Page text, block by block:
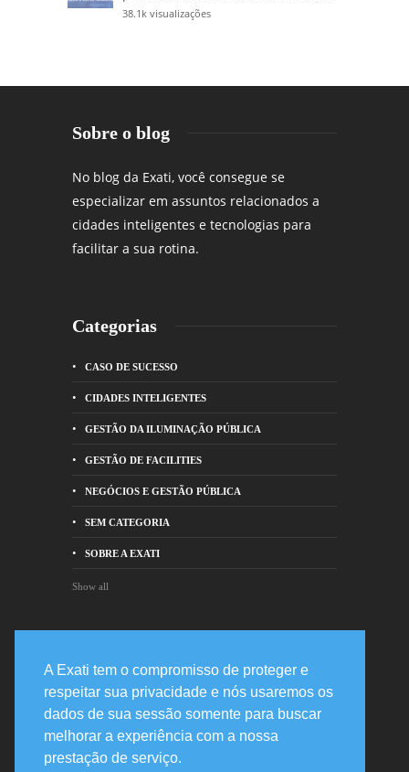
38.1k visualizações
Sobre o blog
No blog da Exati, você consegue se
especializar em assuntos relacionados a
cidades inteligentes e tecnologias para
facilitar a sua rotina.
Categorias
CASO DE SUCESSO
CIDADES INTELIGENTES
GESTÃO DA ILUMINAÇÃO PÚBLICA
GESTÃO DE FACILITIES
NEGÓCIOS E GESTÃO PÚBLICA
SEM CATEGORIA
SOBRE A EXATI
Show all
Entre em contato
Rua Prof. Joaquim de Mattos Barreto,
478 82200-210 - Curitiba, PR
+55 41 3020-2400
suporte@exati.com.br
A Exati tem o compromisso de proteger e
respeitar sua privacidade e nós usaremos os
dados de sua sessão somente para buscar
melhorar a experiência com a nossa
prestação de serviço.